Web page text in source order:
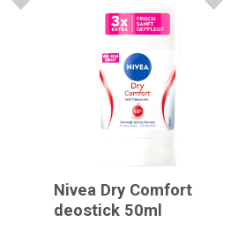
Nivea Dry Comfort
deostick 50ml